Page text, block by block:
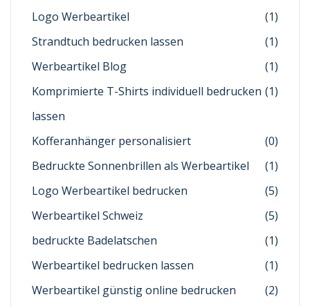
Logo Werbeartikel
(1)
Strandtuch bedrucken lassen
(1)
Werbeartikel Blog
(1)
Komprimierte T-Shirts individuell bedrucken
lassen
(1)
Kofferanhänger personalisiert
(0)
Bedruckte Sonnenbrillen als Werbeartikel
(1)
Logo Werbeartikel bedrucken
(5)
Werbeartikel Schweiz
(5)
bedruckte Badelatschen
(1)
Werbeartikel bedrucken lassen
(1)
Werbeartikel günstig online bedrucken
(2)